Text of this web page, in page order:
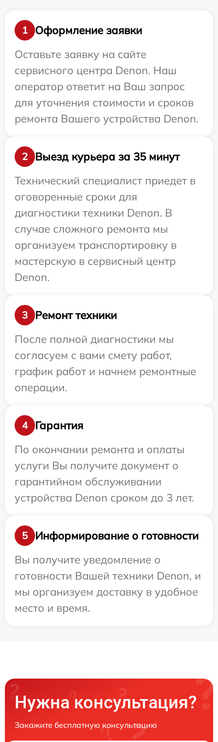
1
Оформление заявки
Оставьте заявку на сайте
сервисного центра Denon. Наш
оператор ответит на Ваш запрос
для уточнения стоимости и сроков
ремонта Вашего устройства Denon.
2
Выезд курьера за 35 минут
Технический специалист приедет в
оговоренные сроки для
диагностики техники Denon. В
случае сложного ремонта мы
организуем транспортировку в
мастерскую в сервисный центр
Denon.
3
Ремонт техники
После полной диагностики мы
согласуем с вами смету работ,
график работ и начнем ремонтные
операции.
4
Гарантия
По окончании ремонта и оплаты
услуги Вы получите документ о
гарантийном обслуживании
устройства Denon сроком до 3 лет.
5
Информирование о готовности
Вы получите уведомление о
готовности Вашей техники Denon, и
мы организуем доставку в удобное
место и время.
Нужна консультация?
Закажите бесплатную консультацию